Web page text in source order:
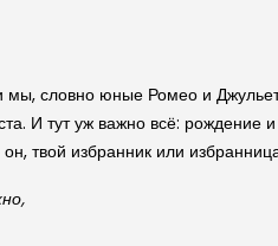
мы, словно юные Ромео и
И тут уж важно всё: рождение
твой избранник или